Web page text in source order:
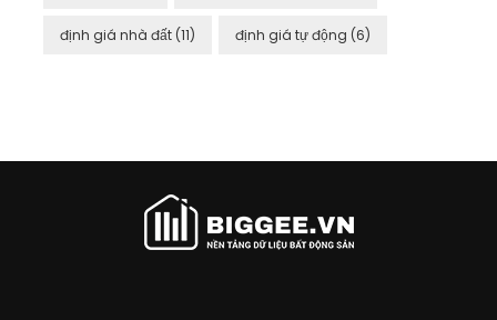
định giá nhà đất (11) định giá tự động (6)